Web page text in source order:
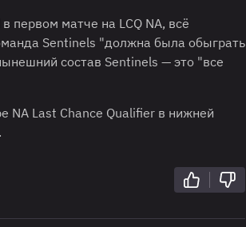
первом матче на LCQ NA, всё
Sentinels "должна была обыграть
состав Sentinels — это "все
NA Last Chance Qualifier в нижней